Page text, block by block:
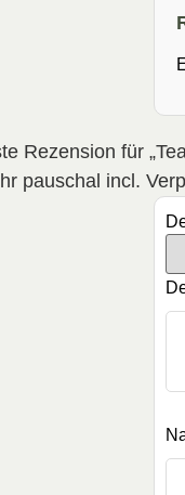
Rezension für
pauschal incl.